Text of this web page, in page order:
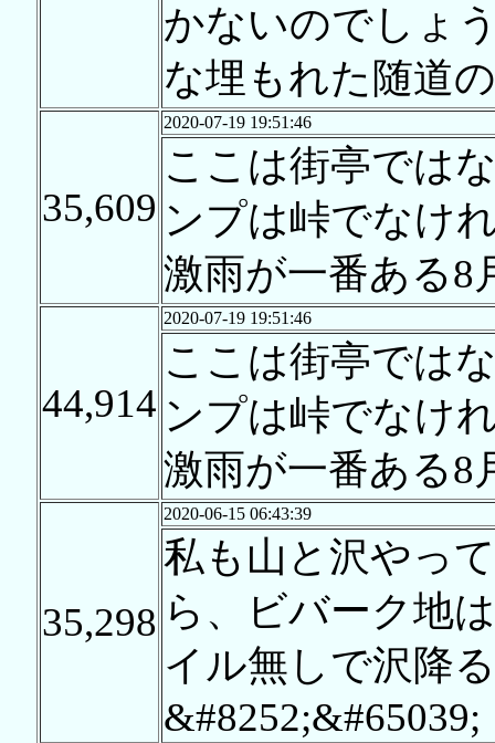
かないのでしょ
な埋もれた随道
35,609
2020-07-19 19:51:46
ここは街亭では
ンプは峠でなけ
激雨が一番ある8
44,914
2020-07-19 19:51:46
ここは街亭では
ンプは峠でなけ
激雨が一番ある8
35,298
2020-06-15 06:43:39
私も山と沢やっ
ら、ビバーク地
イル無しで沢降
&#8252;&#65039;